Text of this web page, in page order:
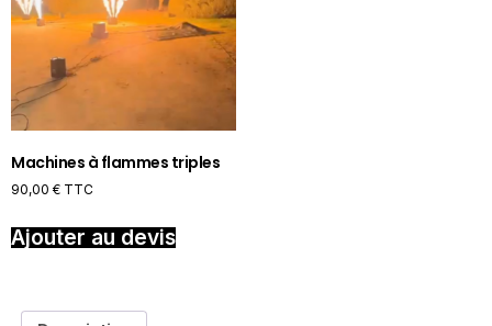
Machines à flammes triples
90,00 € TTC
Ajouter au devis